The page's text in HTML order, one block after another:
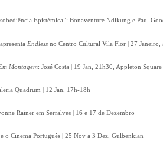
Epistémica”: Bonaventure Ndikung e Paul
Endless no Centro Cultural Vila Flor | 27 Janeiro,
Montagem: José Costa | 19 Jan, 21h30, Appleton Square
Quadrum | 12 Jan, 17h-18h
Rainer em Serralves | 16 e 17 de Dezembro
o Cinema Português | 25 Nov a 3 Dez, Gulbenkian